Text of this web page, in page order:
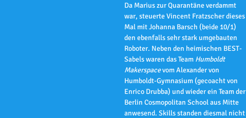
Da Marius zur Quarantäne verdammt
war, steuerte Vincent Fratzscher dieses
Mal mit Johanna Barsch (beide 10/1)
den ebenfalls sehr stark umgebauten
Roboter. Neben den heimischen BEST-
Sabels waren das Team Humboldt
Makerspace vom Alexander von
Humboldt-Gymnasium (gecoacht von
Enrico Drubba) und wieder ein Team der
Berlin Cosmopolitan School aus Mitte
anwesend. Skills standen diesmal nicht